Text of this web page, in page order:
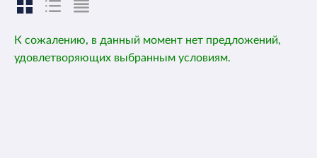
К сожалению, в данный момент нет предложений,
удовлетворяющих выбранным условиям.